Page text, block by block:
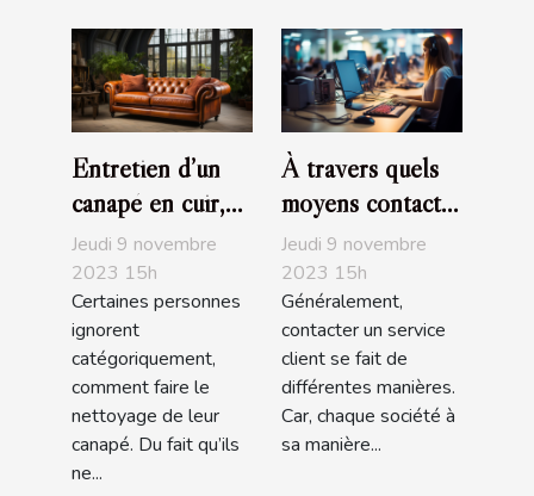
Entretien d’un
canapé en cuir,
que devez-vous
savoir ?
Jeudi 9 novembre
2023 15h
Certaines personnes
ignorent
catégoriquement,
comment faire le
nettoyage de leur
canapé. Du fait qu’ils
ne...
À travers quels
moyens contacte-
t-on un service
client ?
Jeudi 9 novembre
2023 15h
Généralement,
contacter un service
client se fait de
différentes manières.
Car, chaque société à
sa manière...